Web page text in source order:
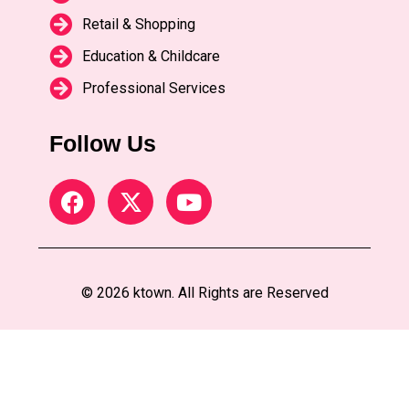
Retail & Shopping
Education & Childcare
Professional Services
Follow Us
© 2026 ktown. All Rights are Reserved